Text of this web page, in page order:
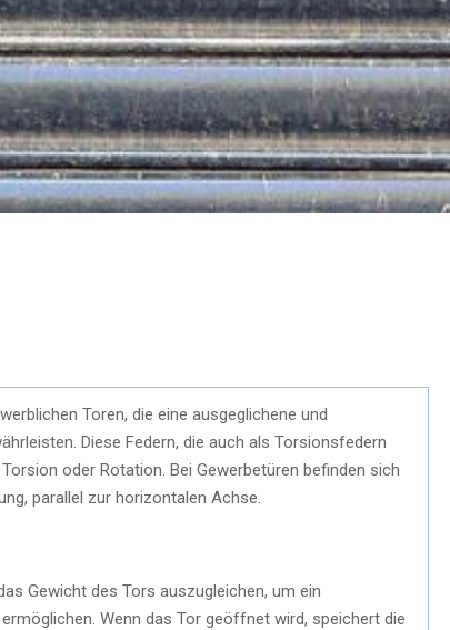
Toren, die eine ausgeglichene und
Diese Federn, die auch als Torsionsfedern
oder Rotation. Bei Gewerbetüren befinden sich
parallel zur horizontalen Achse.
Gewicht des Tors auszugleichen, um ein
Wenn das Tor geöffnet wird, speichert die